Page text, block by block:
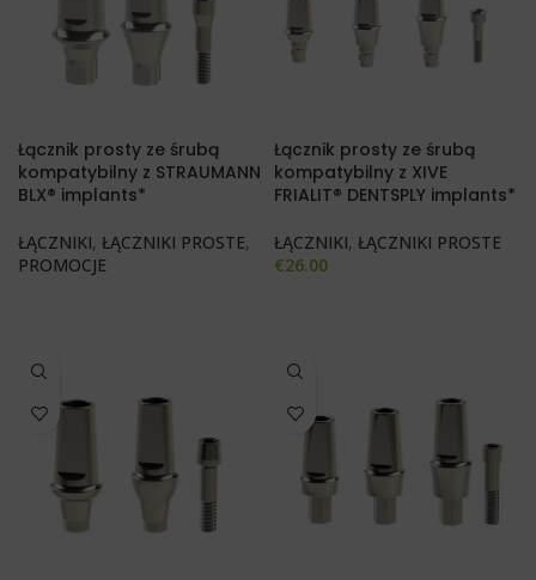
Łącznik prosty ze śrubą
kompatybilny z STRAUMANN
BLX® implants*
ŁĄCZNIKI, ŁĄCZNIKI PROSTE,
PROMOCJE
Łącznik prosty ze śrubą
kompatybilny z XIVE
FRIALIT® DENTSPLY implants*
ŁĄCZNIKI, ŁĄCZNIKI PROSTE
€26.00